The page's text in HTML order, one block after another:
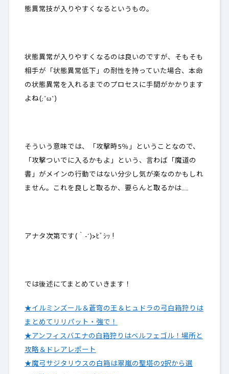
態異常技が入りやすくなる というもの。
状態異常が入りやすくなるのは良いのですが、そもそも
相手が「状態異常低下」の耐性を持っていた場合、本命
の状態異常を入れるまでのプロセスに手間がかかります
よね(;^ω^)
そういう意味では、「攻撃時5％」ということなので、
「 攻撃ついで に入るかもよ」という、言わば 「魔道の
書」がメインの行動ではない分少し気が楽なのかもしれ
ません。これを良しと取るか、要らんと取るかは……
アナタ次第です(｀-´)>ﾋﾞｼｯ !
では後述にてまとめていきます！
★イルミンズール＆蒼穹の王＆ヒュドラの弓白箱狩りは
まとめてリリパット・強で！
★アンフィスバエナの白箱狩りはベルフェゴル！場所と
攻略＆ドレアレポート
★魔弓サジタリウスの白箱は翠嵐の聖塔の2択から選